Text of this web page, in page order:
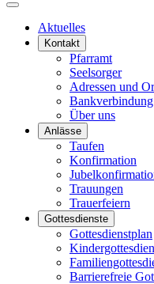
Aktuelles
Kontakt
Pfarramt
Seelsorger
Adressen und
Bankverbindung
Über uns
Anlässe
Taufen
Konfirmation
Trauungen
Trauerfeiern
Gottesdienste
Gottesdienstplan
Barrierefreie